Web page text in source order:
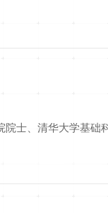
士、清华大学基